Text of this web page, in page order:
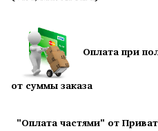
Оплата при
от суммы заказа
"Оплата частями" от